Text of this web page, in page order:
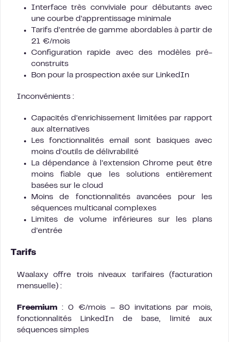
Interface très conviviale pour débutants avec
une courbe d’apprentissage minimale
Tarifs d’entrée de gamme abordables à partir de
21 €/mois
Configuration rapide avec des modèles pré-
construits
Bon pour la prospection axée sur LinkedIn
Inconvénients :
Capacités d’enrichissement limitées par rapport
aux alternatives
Les fonctionnalités email sont basiques avec
moins d’outils de délivrabilité
La dépendance à l’extension Chrome peut être
moins fiable que les solutions entièrement
basées sur le cloud
Moins de fonctionnalités avancées pour les
séquences multicanal complexes
Limites de volume inférieures sur les plans
d’entrée
Tarifs
Waalaxy offre trois niveaux tarifaires (facturation
mensuelle) :
Freemium : 0 €/mois – 80 invitations par mois,
fonctionnalités LinkedIn de base, limité aux
séquences simples